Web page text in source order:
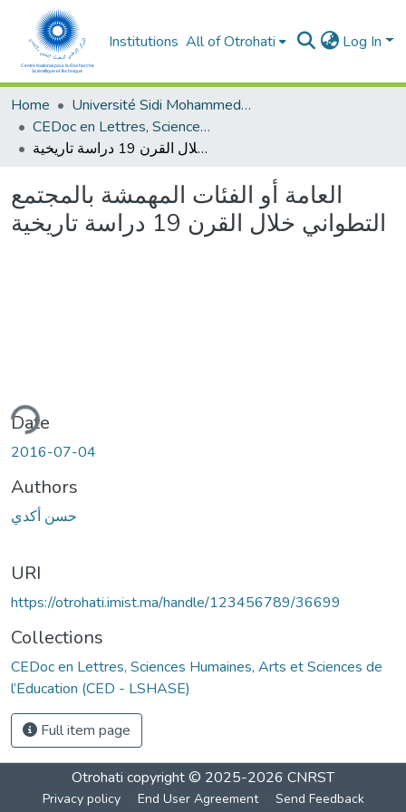
Institutions All of Otrohati Log In
Home
Université Sidi Mohammed Ben Abdellah - Fès
CEDoc en Lettres, Sciences Humaines, Arts et Sciences de l’Education (CED - LSHASE)
العامة أو الفئات المهمشة بالمجتمع التطواني خلال القرن 19 دراسة تاريخية
العامة أو الفئات المهمشة بالمجتمع
التطواني خلال القرن 19 دراسة تاريخية
Date
2016-07-04
Authors
حسن أكدي
URI
https://otrohati.imist.ma/handle/123456789/36699
Collections
CEDoc en Lettres, Sciences Humaines, Arts et Sciences de
l’Education (CED - LSHASE)
Full item page
Otrohati copyright © 2025-2026 CNRST
Privacy policy End User Agreement Send Feedback